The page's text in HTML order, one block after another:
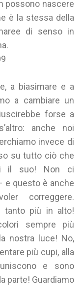
possono nascere
è la stessa della
di senso in
a biasimare e a
a cambiare un
forse a
anche noi
invece di
su tutto ciò che
il suo! Non ci
e questo è anche
correggere.
tanto più in alto!
sempre più
nostra luce! No,
più cupi, alla
e sono
parte! Guardiamo